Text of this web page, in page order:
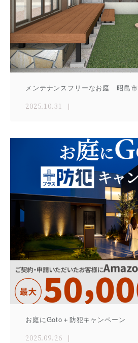
メンテナンスフリーなお庭 昭島市
2025.10.31
お庭にGoto＋防犯キャンペーン
2025.09.26